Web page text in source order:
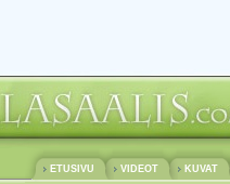
ETUSIVU VIDEOT KUVAT